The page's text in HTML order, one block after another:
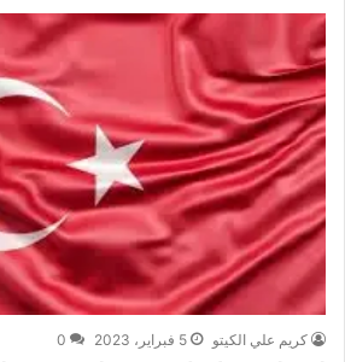
كريم علي الكيتو 5 فبراير، 2023 0